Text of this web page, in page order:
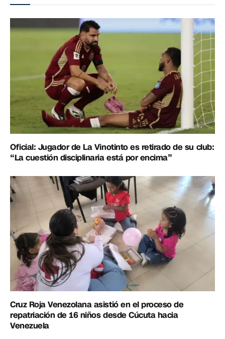
Oficial: Jugador de La Vinotinto es retirado de su club:
“La cuestión disciplinaria está por encima”
Cruz Roja Venezolana asistió en el proceso de
repatriación de 16 niños desde Cúcuta hacia
Venezuela